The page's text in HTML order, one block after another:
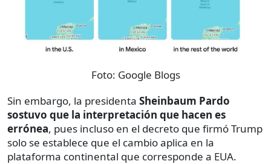
Foto: Google Blogs
Sin embargo, la presidenta Sheinbaum Pardo
sostuvo que la interpretación que hacen es
errónea, pues incluso en el decreto que firmó Trump
solo se establece que el cambio aplica en la
plataforma continental que corresponde a EUA.